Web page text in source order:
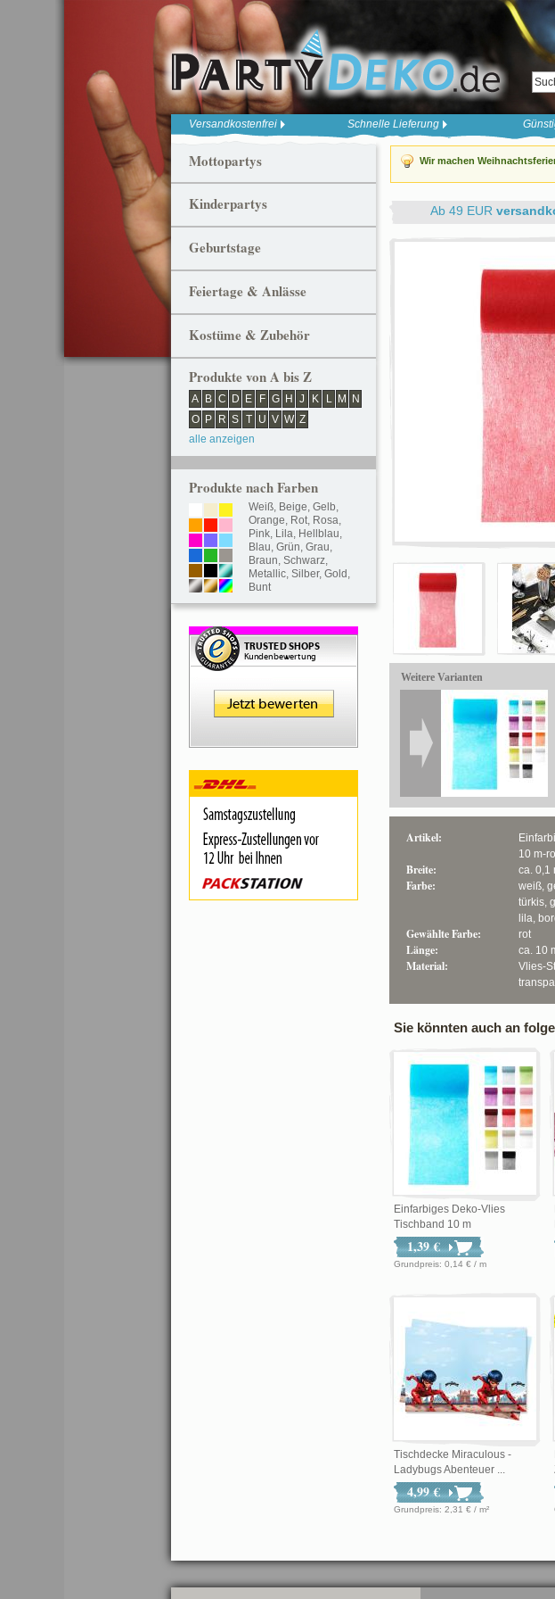
Versandkostenfrei Schnelle Lieferung
Wir machen
Ab 49 EUR
Weitere Varianten
Artikel:
10 m-
Breite: ca. 0,1
Farbe:
weiß,
türkis,
lila,
Gewählte Farbe: rot
Länge: ca. 10
Material:
Vlies-
Sie könnten auch an
Einfarbiges Deko-Vlies
Tischband 10 m
1,39 €
Grundpreis: 0,14 € / m
Tischdecke Miraculous -
Ladybugs Abenteuer ...
4,99 €
Grundpreis: 2,31 € / m²
Mottopartys
Kinderpartys
Geburtstage
Feiertage & Anlässe
Kostüme & Zubehör
Produkte von A bis Z
A B C D E F G H J K L M
N
O
P R S T U V W Z
alle anzeigen
Produkte nach Farben
Weiß, Beige, Gelb,
Orange, Rot, Rosa,
Pink, Lila, Hellblau,
Blau, Grün, Grau,
Braun, Schwarz,
Metallic, Silber, Gold ,
Bunt